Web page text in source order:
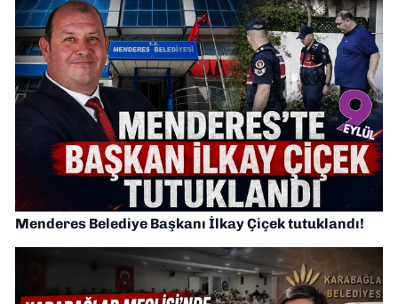
Menderes Belediye Başkanı İlkay Çiçek tutuklandı!